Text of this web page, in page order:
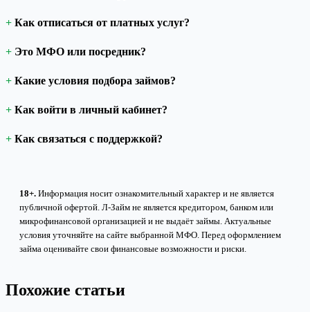
Как отписаться от платных услуг?
Это МФО или посредник?
Какие условия подбора займов?
Как войти в личный кабинет?
Как связаться с поддержкой?
18+. Информация носит ознакомительный характер и не является
публичной офертой. Л-Займ не является кредитором, банком или
микрофинансовой организацией и не выдаёт займы. Актуальные
условия уточняйте на сайте выбранной МФО. Перед оформлением
займа оценивайте свои финансовые возможности и риски.
Похожие статьи